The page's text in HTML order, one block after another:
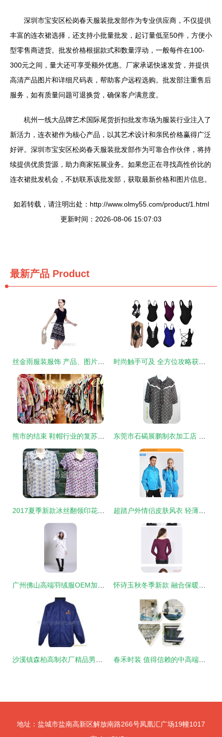
深圳市宝安区松岗春天服装批发部作为专业供应商，不仅提供
丰富的连衣裙选择，还支持小批量批发，起订量低至50件，方便小
型零售商进货。批发价格根据款式和数量浮动，一般每件在100-
300元之间，量大还可享受额外优惠。厂家承诺快速发货，并提供
高清产品图片和详细尺码表，帮助客户远程选购。批发部注重售后
服务，如有质量问题可退换货，确保客户满意度。
杭州一线大品牌艺术国际尾货折扣批发市场为服装行业注入了
新活力，连衣裙作为核心产品，以其艺术设计和亲民价格赢得广泛
好评。深圳市宝安区松岗春天服装批发部作为可靠合作伙伴，将持
续提供优质货源，助力商家拓展业务。如果您正在寻找高性价比的
连衣裙批发机会，不妨联系该批发部，获取最新价格和图片信息。
如若转载，请注明出处：http://www.olmy55.com/product/1.html
更新时间：2026-08-06 15:07:03
最新产品 Product
地址：盐城市盐南高新区解放南路266号凤凰汇广场19幢1017